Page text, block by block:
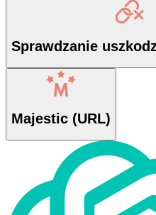
Sprawdzanie
Majestic (URL)